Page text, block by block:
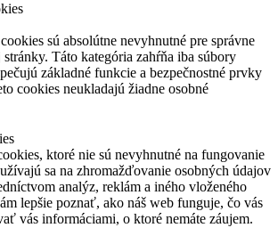
sú absolútne nevyhnutné pre správne
Táto kategória zahŕňa iba súbory
základné funkcie a bezpečnostné prvky
cookies neukladajú žiadne osobné
ktoré nie sú nevyhnutné na fungovanie
sa na zhromažďovanie osobných údajov
analýz, reklám a iného vloženého
lepšie poznať, ako náš web funguje, čo vás
vás informáciami, o ktoré nemáte záujem.